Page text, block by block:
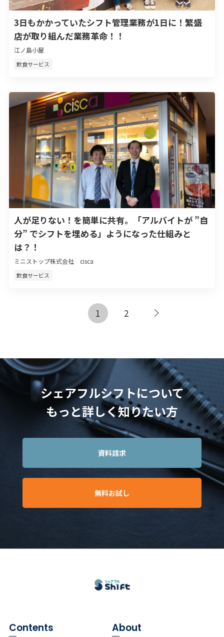
3日もかかっていたシフト管理業務が1日に！繁盛
店が取り組んだ業務革命！！
江ノ島小屋
飲食サービス
人が足りない！を簡単に共有。「アルバイトが ”自
分” でシフトを埋める」ようになった仕組みと
は？！
ミニストップ株式会社 cisca
飲食サービス
1 2 次へ
シェアフルシフトについて
もっと詳しく知りたい方
資料請求
無料お試し
Contents About